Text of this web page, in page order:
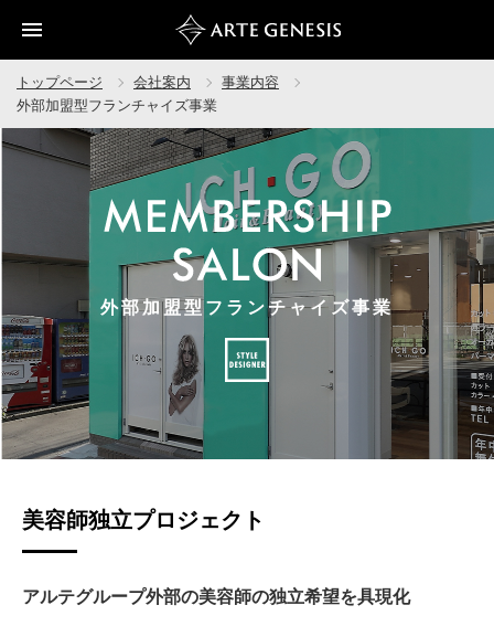
トップページ 会社案内
事業内容
外部加盟型フランチャイズ事業
外部加盟型フランチャイズ事業
美容師独立プロジェクト
アルテグループ外部の美容師の独立希望を具現化